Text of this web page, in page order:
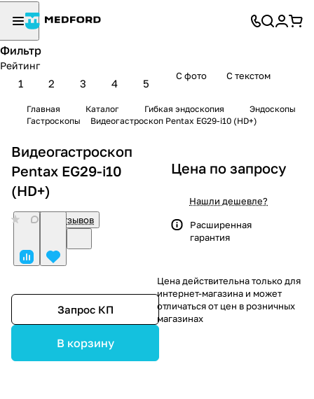
Фильтр
Рейтинг
1 2 3 4 5
С фото С текстом
Главная Каталог Гибкая эндоскопия
Эндоскопы
Гастроскопы
Видеогастроскоп Pentax EG29-i10 (HD+)
Видеогастроскоп
Pentax EG29-i10
(HD+)
Нет отзывов
Запрос КП
В корзину
Цена по запросу
Нашли дешевле?
Расширенная
гарантия
Цена действительна только для
интернет-магазина и может
отличаться от цен в розничных
магазинах